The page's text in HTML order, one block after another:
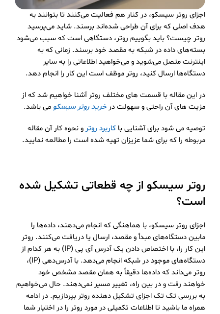
اجزای روتر سیسکو، در کنار هم فعالیت می‌کنند تا بتوانند به
هدف اصلی که برای آن طراحی شده‌اند برسند. شاید می‌پرسید
روتر چیست؟ باید بگوییم روتر، دستگاهی است که سبب می‌شود
بسته‌های داده در شبکه به مقصد خود برسند. زمانی که به
اینترنت متصل می‌شوید و می‌خواهید اطلاعاتی را به سایر
دستگاه‌ها ارسال کنید، روتر موظف است این کار را انجام دهد.
در این مقاله با قسمت های مختلف روتر آشنا خواهیم شد که از
مزیت های آن راحتی و سهولت درخرید روتر سیسکومی باشد.
توصیه می شود برای آشنایی با کاربرد روترو نحوه کار آن مقاله
مربوطه را که برای شما عزیزان تهیه شده است را مطالعه نمایید.
روتر سیسکو از چه قطعاتی تشکیل شده
است؟
اجزای روتر سیسکو، با هماهنگی که انجام می‌دهند، داده‌ها را
مابین دستگاه‌های مبدأ و مقصد، ارسال یا دریافت می‌کنند. روتر
این کار را، با اختصاص دادن یک آدرس آی پی (IP) به هر کدام از
دستگاه‌های موجود در شبکه انجام می‌دهد. با آدرس‌دهی (IP)،
روتر می‌داند که داده‌ها دقیقاً به همان مقصد مشخص خود
خواهند رفت و در بین راه، تغییر مسیر نمی‌دهند. حال می‌خواهیم
به بررسی تک تک اجزای تشکیل دهنده روتر بپردازیم. در ادامه
همراه ما باشید تا اطلاعات تکمیلی در مورد روتر را در اختیار شما